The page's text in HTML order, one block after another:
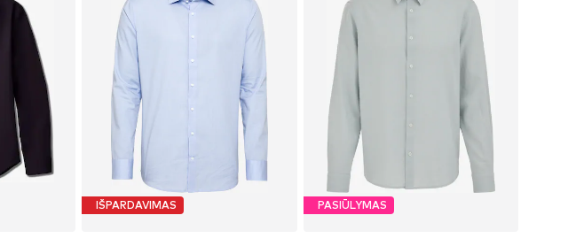
IŠPARDAVIMAS PASIŪLYMAS